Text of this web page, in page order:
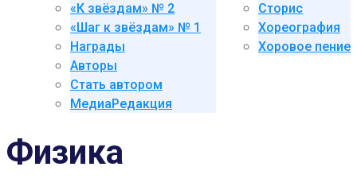
«К звёздам» № 2
«Шаг к звёздам» № 1
Награды
Авторы
Стать автором
МедиаРедакция
Сторис
Хореография
Хоровое пение
Физика